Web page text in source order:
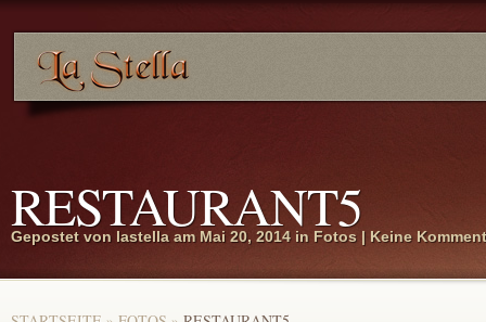
RESTAURANT5
Gepostet von lastella am Mai 20, 2014 in Fotos | Keine